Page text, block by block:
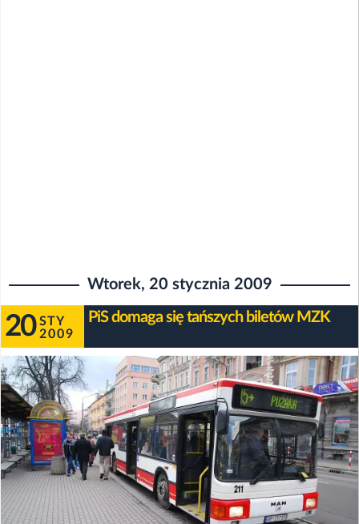
Wtorek, 20 stycznia 2009
20 STY
2009
PiS domaga się tańszych biletów MZK